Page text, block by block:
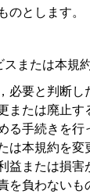
のとします。
または本規
必要と判断し
または廃止
る手続きを
は本規約を
益または損
を負わないも